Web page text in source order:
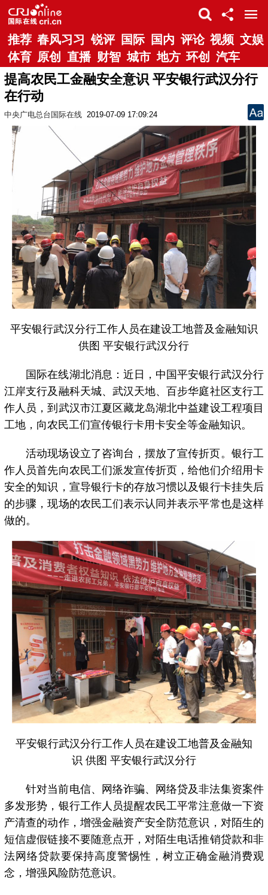
推荐 春风习习 锐评 国际 国内 评论 视频 文娱
体育 原创 直播 财智 城市 地方 环创 汽车
提高农民工金融安全意识 平安银行武汉分行
在行动
中央广电总台国际在线 2019-07-09 17:09:24
平安银行武汉分行工作人员在建设工地普及金融知识
供图 平安银行武汉分行
国际在线湖北消息：近日，中国平安银行武汉分行
江岸支行及融科天城、武汉天地、百步华庭社区支行工
作人员，到武汉市江夏区藏龙岛湖北中益建设工程项目
工地，向农民工们宣传银行卡用卡安全等金融知识。
活动现场设立了咨询台，摆放了宣传折页。银行工
作人员首先向农民工们派发宣传折页，给他们介绍用卡
安全的知识，宣导银行卡的存放习惯以及银行卡挂失后
的步骤，现场的农民工们表示认同并表示平常也是这样
做的。
平安银行武汉分行工作人员在建设工地普及金融知
识 供图 平安银行武汉分行
针对当前电信、网络诈骗、网络贷及非法集资案件
多发形势，银行工作人员提醒农民工平常注意做一下资
产清查的动作，增强金融资产安全防范意识，对陌生的
短信虚假链接不要随意点开，对陌生电话推销贷款和非
法网络贷款要保持高度警惕性，树立正确金融消费观
念，增强风险防范意识。